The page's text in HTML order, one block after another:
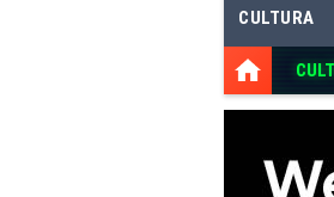
CULTURA